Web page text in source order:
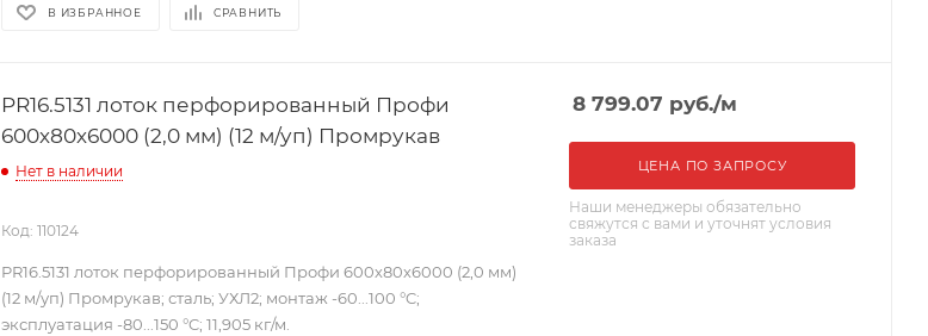
В ИЗБРАННОЕ СРАВНИТЬ
PR16.5131 лоток перфорированный Профи
600х80х6000 (2,0 мм) (12 м/уп) Промрукав
Нет в наличии
Код: 110124
PR16.5131 лоток перфорированный Профи 600х80х6000 (2,0 мм)
(12 м/уп) Промрукав; сталь; УХЛ2; монтаж -60...100 °C;
эксплуатация -80...150 °C; 11,905 кг/м.
8 799.07 руб./м
ЦЕНА ПО ЗАПРОСУ
Наши менеджеры обязательно
свяжутся с вами и уточнят условия
заказа